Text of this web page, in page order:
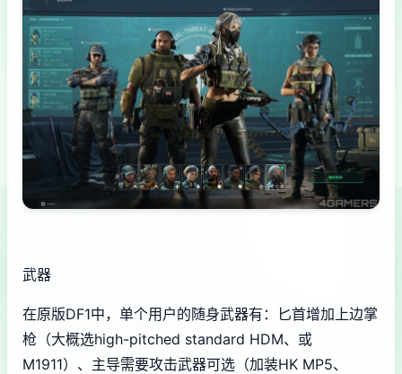
武器
在原版DF1中，单个用户的随身武器有：匕首增加上边掌
枪（大概选high-pitched standard HDM、或
M1911）、主导需要攻击武器可选（加装HK MP5、